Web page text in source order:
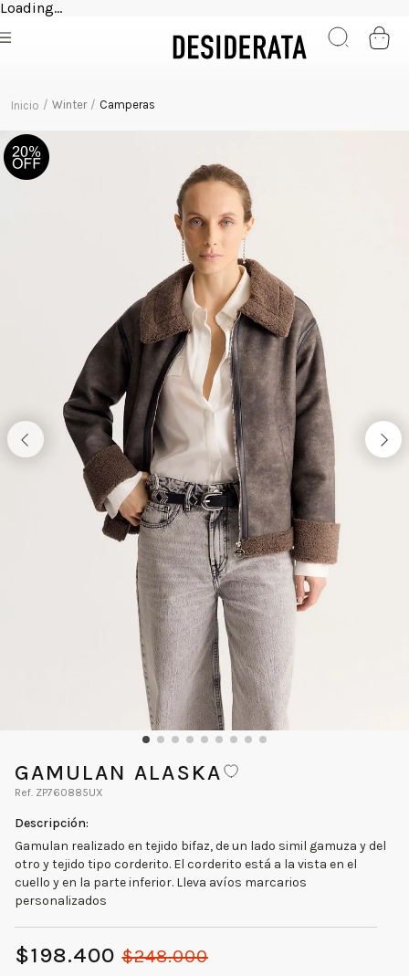
Loading...
Winter Camperas
GAMULAN ALASKA
ZP760885UX
Gamulan realizado en tejido bifaz, de un lado simil gamuza y del
otro y tejido tipo corderito. El corderito está a la vista en el
cuello y en la parte inferior. Lleva avíos marcarios
personalizados
$198.400 $248.000